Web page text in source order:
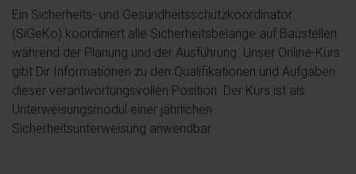
Ein Sicherheits- und Gesundheitsschutzkoordinator
(SiGeKo) koordiniert alle Sicherheitsbelange auf Baustellen
während der Planung und der Ausführung. Unser Online-Kurs
gibt Dir Informationen zu den Qualifikationen und Aufgaben
dieser verantwortungsvollen Position. Der Kurs ist als
Unterweisungsmodul einer jährlichen
Sicherheitsunterweisung anwendbar.